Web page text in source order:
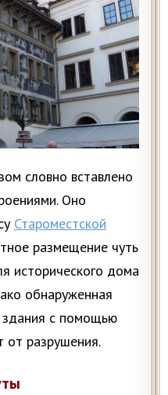
словно вставлено
Оно
Староместской
размещение чуть
исторического дома
обнаруженная
здания с помощью
от разрушения.